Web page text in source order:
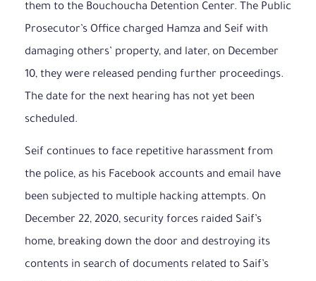
them to the Bouchoucha Detention Center. The Public
Prosecutor’s Office charged Hamza and Seif with
damaging others’ property, and later, on December
10, they were released pending further proceedings.
The date for the next hearing has not yet been
scheduled.
Seif continues to face repetitive harassment from
the police, as his Facebook accounts and email have
been subjected to multiple hacking attempts. On
December 22, 2020, security forces raided Saif’s
home, breaking down the door and destroying its
contents in search of documents related to Saif’s